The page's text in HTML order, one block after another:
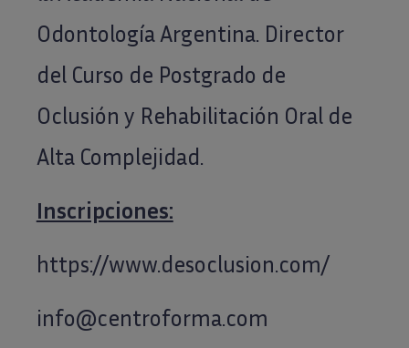
Odontología Argentina. Director
del Curso de Postgrado de
Oclusión y Rehabilitación Oral de
Alta Complejidad.
Inscripciones:
https://www.desoclusion.com/
info@centroforma.com